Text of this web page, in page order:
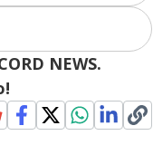
NEWS.